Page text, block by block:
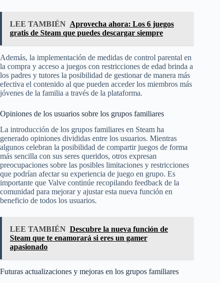
LEE TAMBIÉN Aprovecha ahora: Los 6 juegos
gratis de Steam que puedes descargar siempre
Además, la implementación de medidas de control parental en
la compra y acceso a juegos con restricciones de edad brinda a
los padres y tutores la posibilidad de gestionar de manera más
efectiva el contenido al que pueden acceder los miembros más
jóvenes de la familia a través de la plataforma.
Opiniones de los usuarios sobre los grupos familiares
La introducción de los grupos familiares en Steam ha
generado opiniones divididas entre los usuarios. Mientras
algunos celebran la posibilidad de compartir juegos de forma
más sencilla con sus seres queridos, otros expresan
preocupaciones sobre las posibles limitaciones y restricciones
que podrían afectar su experiencia de juego en grupo. Es
importante que Valve continúe recopilando feedback de la
comunidad para mejorar y ajustar esta nueva función en
beneficio de todos los usuarios.
LEE TAMBIÉN Descubre la nueva función de
Steam que te enamorará si eres un gamer
apasionado
Futuras actualizaciones y mejoras en los grupos familiares